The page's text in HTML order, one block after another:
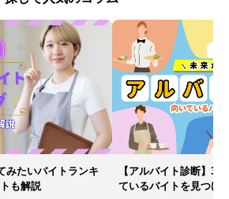
みたいバイトランキ
も解説
【アルバイト診断】
ているバイトを見つけ